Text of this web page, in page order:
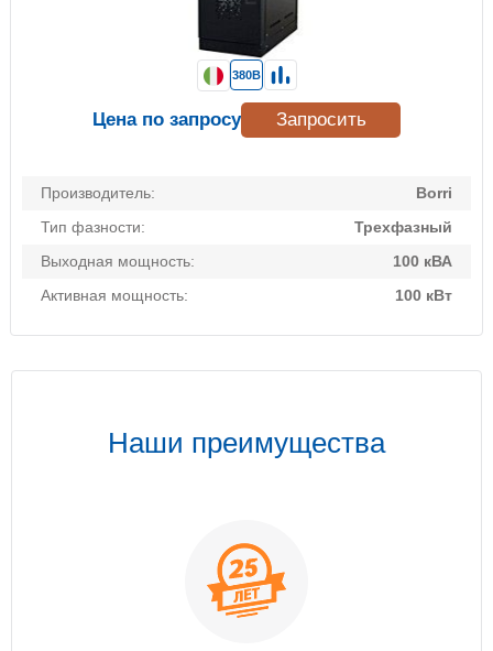
Производитель:
Borri
Тип фазности:
Трехфазный
Выходная мощность:
100 кВА
Активная мощность:
100 кВт
380В
Цена по запросу Запросить
Наши преимущества